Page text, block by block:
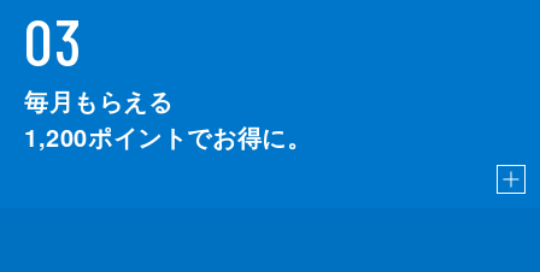
03
毎月もらえる
1,200ポイントでお得に。